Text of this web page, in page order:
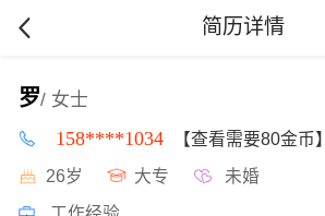
简历详情
罗/ 女士
158****1034 【查看需要80金币】
26岁 大专 未婚